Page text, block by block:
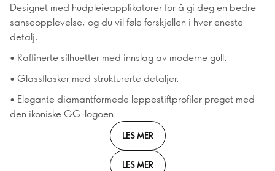
Designet med hudpleieapplikatorer for å gi deg en bedre
sanseopplevelse, og du vil føle forskjellen i hver eneste
detalj.
• Raffinerte silhuetter med innslag av moderne gull.
• Glassflasker med strukturerte detaljer.
• Elegante diamantformede leppestiftprofiler preget med
den ikoniske GG-logoen
LES MER
LES MER